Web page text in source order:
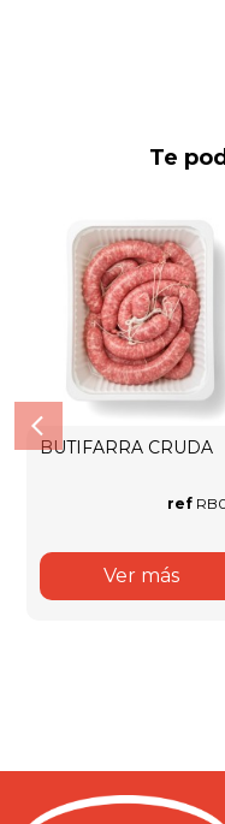
Te
BUTIFARRA CRUDA
ref
Ver más